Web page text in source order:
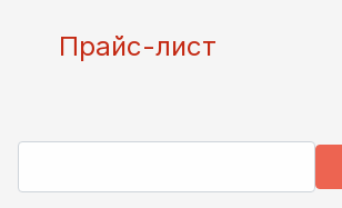
Прайс-лист